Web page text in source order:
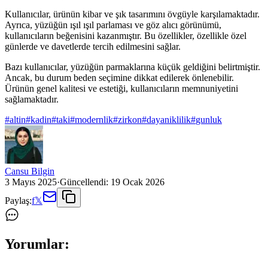
Kullanıcılar, ürünün kibar ve şık tasarımını övgüyle karşılamaktadır.
Ayrıca, yüzüğün ışıl ışıl parlaması ve göz alıcı görünümü,
kullanıcıların beğenisini kazanmıştır. Bu özellikler, özellikle özel
günlerde ve davetlerde tercih edilmesini sağlar.
Bazı kullanıcılar, yüzüğün parmaklarına küçük geldiğini belirtmiştir.
Ancak, bu durum beden seçimine dikkat edilerek önlenebilir.
Ürünün genel kalitesi ve estetiği, kullanıcıların memnuniyetini
sağlamaktadır.
#altin#kadin#taki#modernlik#zirkon#dayaniklilik#gunluk
Cansu Bilgin
3 Mayıs 2025·Güncellendi: 19 Ocak 2026
Paylaş:f𝕏
Yorumlar: